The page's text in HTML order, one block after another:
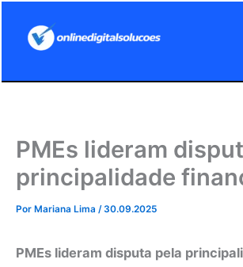
PMEs lideram
principalidade
Por Mariana Lima /30.09.2025
PMEs lideram disputa pela